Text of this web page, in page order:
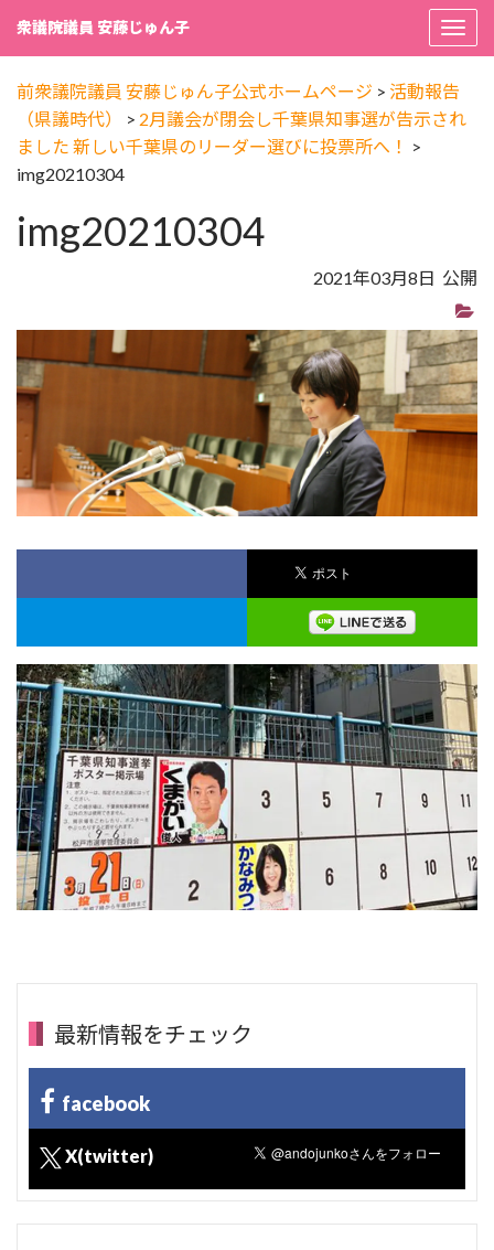
衆議院議員 安藤じゅん子
前衆議院議員 安藤じゅん子公式ホームページ > 活動報告
（県議時代）
> 2月議会が閉会し千葉県知事選が告示され
ました 新しい千葉県のリーダー選びに投票所へ！
>
img20210304
img20210304
2021年03月8日 公開
最新情報をチェック
facebook
X(twitter)